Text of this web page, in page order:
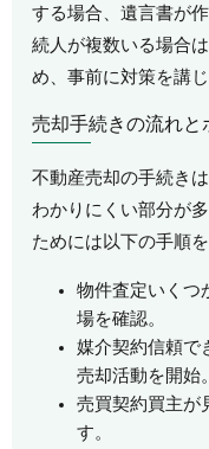
する場合、遺言書が
続人が複数いる場合
め、事前に対策を講
売却手続きの流れと
不動産売却の手続き
わかりにくい部分が
ためには以下の手順
物件査定いくつ
場を確認。
媒介契約信頼で
売却活動を開始。
売買契約買主が
す。